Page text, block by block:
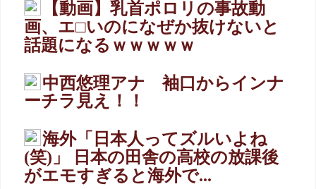
【動画】乳首ポロリの事故動
画、エ□いのになぜか抜けないと
話題になるｗｗｗｗｗ
中西悠理アナ 袖口からインナ
ーチラ見え！！
海外「日本人ってズルいよね
(笑)」 日本の田舎の高校の放課後
がエモすぎると海外で...